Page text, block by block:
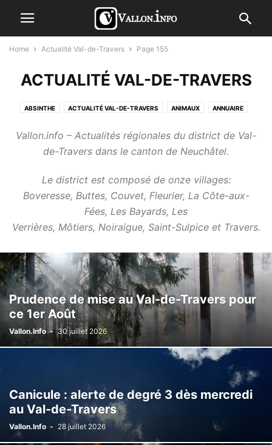
Home Actualité Val-de-Travers Page 155
ACTUALITÉ VAL-DE-TRAVERS
ABSINTHE ACTUALITÉ VAL-DE-TRAVERS ANIMAUX ANNUAIRE
CONTENU SPONSORISÉ COURRIER DU VAL-DETRAVERS HEBDO
CULTURE ENFANTS ENTREPRISES FLUX INSTAGRAM
LETTRES OUVERTES LIFESTYLE
MANIFESTATION NAISSANCES
PHOTOS POLITIQUE
RÉGION VAL-DE-TRAVERS REGISTRE DU COMMERCE
Vallon.info – Actualités régionales du district de Val-
de-Travers dans le canton de Neuchâtel.
Le district est composé de onze villages:
Boveresse, Buttes, Couvet, Fleurier, La Côte-aux-
Fées, Les Bayards, Les
Verrières, Môtiers, Noiraigue, Saint-Sulpice et Travers.
Prudence de mise au Val-de-Travers pour
ce 1er Août
Vallon.Info - 30 juillet 2026
Canicule : alerte de degré 3 dès mercredi
au Val-de-Travers
Vallon.Info - 28 juillet 2026